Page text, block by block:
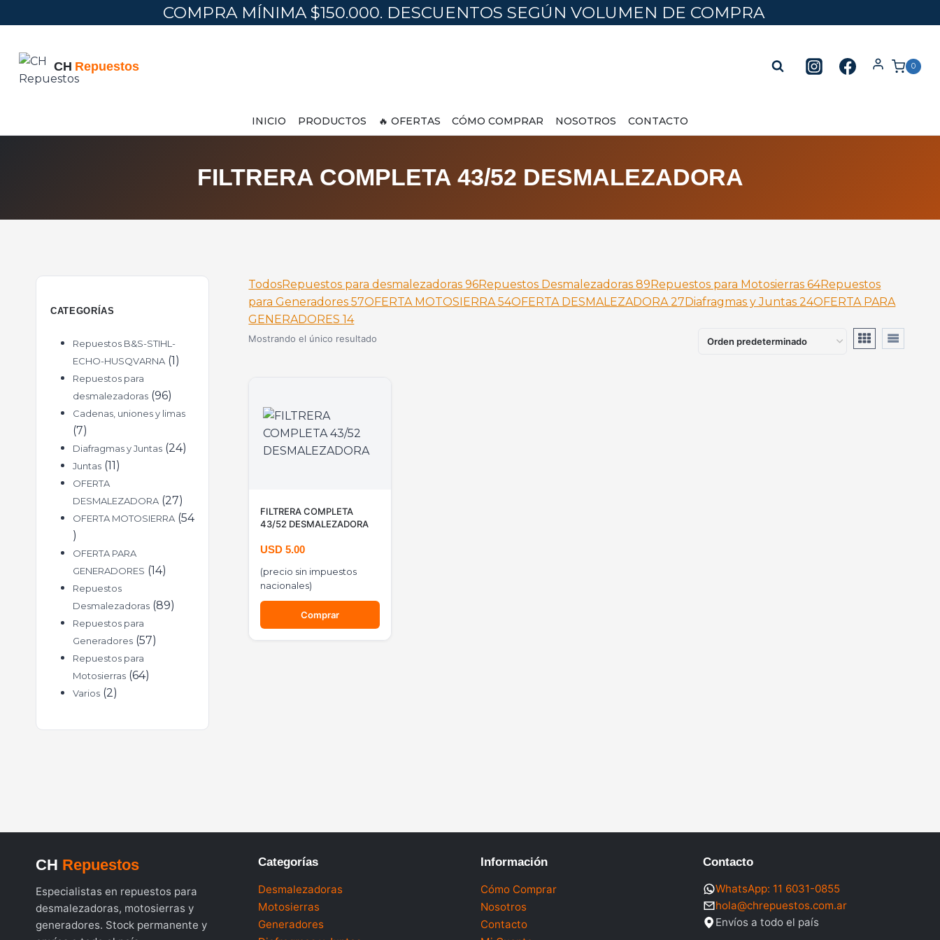
COMPRA MÍNIMA $150.000. DESCUENTOS SEGÚN VOLUMEN DE COMPRA
0
INICIO PRODUCTOS 🔥 OFERTAS CÓMO COMPRAR NOSOTROS CONTACTO
FILTRERA COMPLETA 43/52 DESMALEZADORA
TodosRepuestos para desmalezadoras96Repuestos Desmalezadoras89Repuestos para Motosierras64Repuestos
para Generadores57OFERTA MOTOSIERRA54OFERTA DESMALEZADORA27Diafragmas y Juntas24OFERTA PARA
GENERADORES14
Mostrando el único resultado
FILTRERA COMPLETA
43/52 DESMALEZADORA
USD5.00
(precio sin impuestos
nacionales)
Comprar
CATEGORÍAS
Repuestos B&S-STIHL-
ECHO-HUSQVARNA 1
Repuestos para
desmalezadoras 96
Cadenas, uniones y limas
7
Diafragmas y Juntas 24
Juntas 11
OFERTA
DESMALEZADORA 27
OFERTA MOTOSIERRA 54
OFERTA PARA
GENERADORES
14
Repuestos
Desmalezadoras 89
Repuestos para
Generadores 57
Repuestos para
Motosierras 64
Varios 2
CH Repuestos
Especialistas en repuestos para
desmalezadoras, motosierras y
generadores. Stock permanente y
Categorías
Desmalezadoras
Motosierras
Generadores
Información
Cómo Comprar
Nosotros
Contacto
Contacto
WhatsApp: 11 6031-0855
hola@chrepuestos.com.ar
Envíos a todo el país